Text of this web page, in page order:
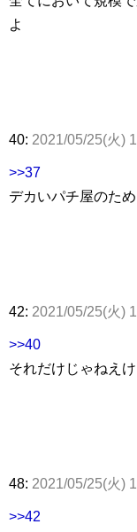
よ
40: 2021/05/25(火)
>>37
デカいパチ屋のた
42: 2021/05/25(火)
>>40
それだけじゃねえ
48: 2021/05/25(火)
>>42